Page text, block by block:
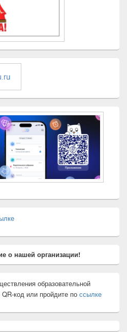
о нашей организации!
образовательной
код или пройдите по ссылке